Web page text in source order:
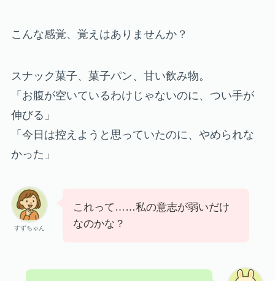
こんな感覚、覚えはありませんか？
スナック菓子、菓子パン、甘い飲み物。
「お腹が空いているわけじゃないのに、つい手が
伸びる」
「今日は控えようと思っていたのに、やめられな
かった」
すずちゃん
これって……私の意志が弱いだけ
なのかな？